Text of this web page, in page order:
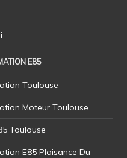
E85
Toulouse
Moteur Toulouse
Toulouse
E85 Plaisance Du